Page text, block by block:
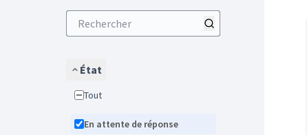
État
Tout
En attente de réponse